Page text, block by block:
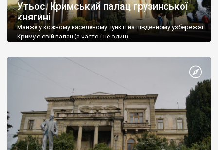
Утьос. Кримський палац грузинської
княгині
Майже у кожному населеному пункті на південному узбережжі
Криму є свій палац (а часто і не один).